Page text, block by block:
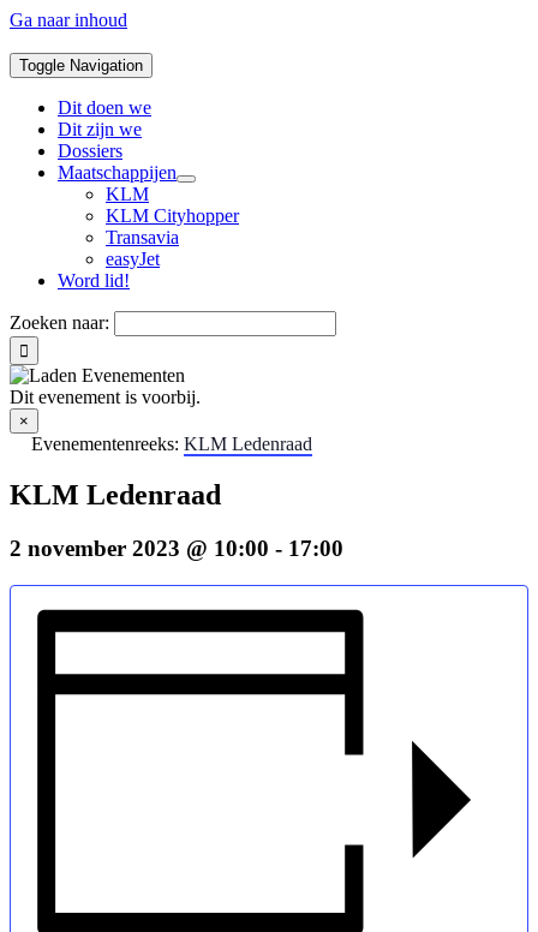
Ga naar inhoud
Toggle Navigation
Dit doen we
Dit zijn we
Dossiers
Maatschappijen
KLM
KLM Cityhopper
Transavia
easyJet
Word lid!
Zoeken naar:
Dit evenement is voorbij.
×
Evenementenreeks: KLM Ledenraad
KLM Ledenraad
2 november 2023 @ 10:00 - 17:00